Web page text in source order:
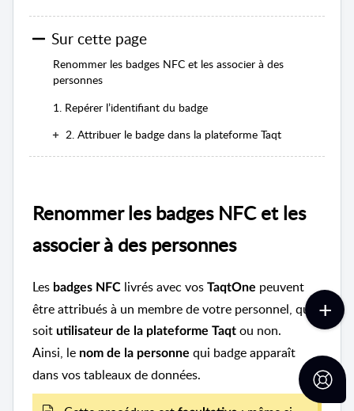
Sur cette page
Renommer les badges NFC et les associer à des
personnes
1. Repérer l’identifiant du badge
2. Attribuer le badge dans la plateforme Taqt
Renommer les badges NFC et les
associer à des personnes
Les badges NFC livrés avec vos TaqtOne peuvent
être attribués à un membre de votre personnel, qu’il
soit utilisateur de la plateforme Taqt ou non.
Ainsi, le nom de la personne qui badge apparaît
dans vos tableaux de données.